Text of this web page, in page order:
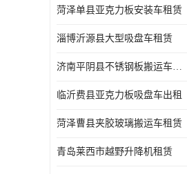
菏泽单县亚克力板安装车租赁
淄博沂源县大型吸盘车租赁
济南平阴县不锈钢板搬运车出租
临沂费县亚克力板吸盘车出租
菏泽曹县夹胶玻璃搬运车租赁
青岛莱西市越野升降机租赁